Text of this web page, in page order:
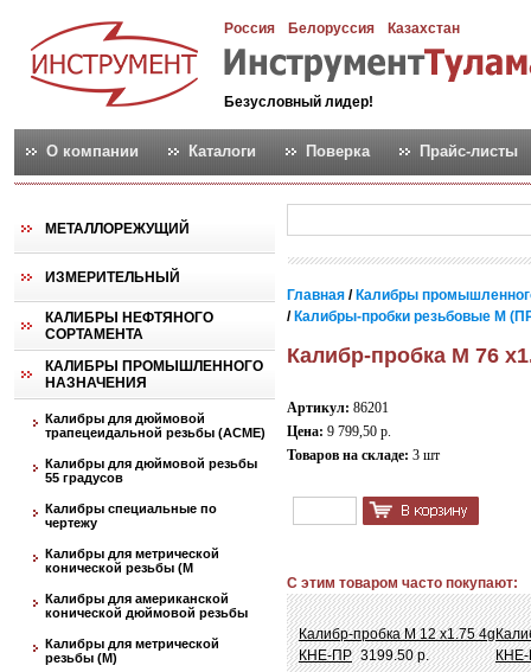
Россия Белоруссия Казахстан
Безусловный лидер!
О компании Каталоги Поверка Прайс-листы
МЕТАЛЛОРЕЖУЩИЙ
ИЗМЕРИТЕЛЬНЫЙ
КАЛИБРЫ НЕФТЯНОГО
СОРТАМЕНТА
КАЛИБРЫ ПРОМЫШЛЕННОГО
НАЗНАЧЕНИЯ
Калибры для дюймовой
трапецеидальной резьбы (АСМЕ)
Калибры для дюймовой резьбы
55 градусов
Калибры специальные по
чертежу
Калибры для метрической
конической резьбы (М
Калибры для американской
конической дюймовой резьбы
Калибры для метрической
резьбы (М)
Главная / Калибры
/ Калибры-пробки резьбовые М
Калибр-пробка М 76
Артикул: 86201
Цена: 9 799,50 р.
Товаров на складе: 3 шт
С этим товаром часто покупают:
Калибр-пробка М 12 х1.75 4g
КНЕ-ПР 3199.50 р.